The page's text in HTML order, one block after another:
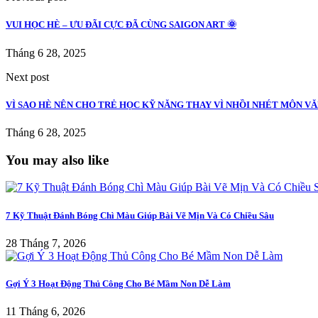
VUI HỌC HÈ – ƯU ĐÃI CỰC ĐÃ CÙNG SAIGON ART 🌞
Tháng 6 28, 2025
Next post
VÌ SAO HÈ NÊN CHO TRẺ HỌC KỸ NĂNG THAY VÌ NHỒI NHÉT MÔN
Tháng 6 28, 2025
You may also like
7 Kỹ Thuật Đánh Bóng Chì Màu Giúp Bài Vẽ Mịn Và Có Chiều Sâu
28 Tháng 7, 2026
Gợi Ý 3 Hoạt Động Thủ Công Cho Bé Mầm Non Dễ Làm
11 Tháng 6, 2026